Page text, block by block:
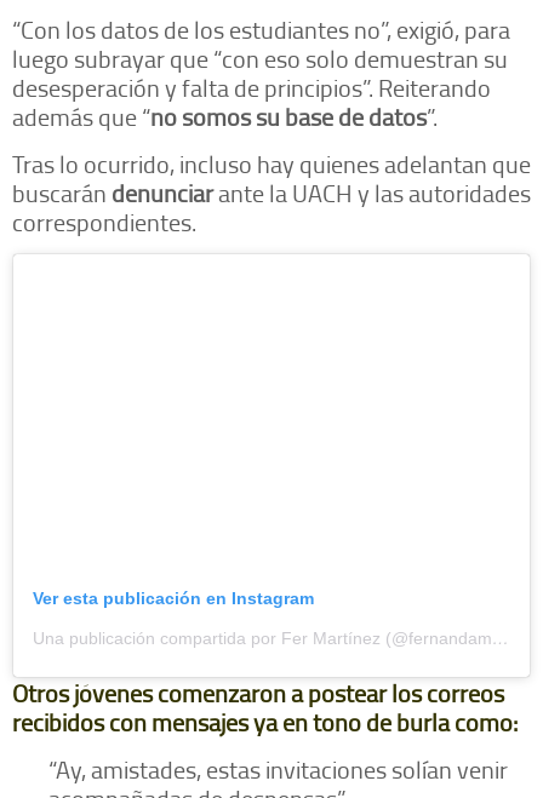
“Con los datos de los estudiantes no”, exigió, para
luego subrayar que “con eso solo demuestran su
desesperación y falta de principios”. Reiterando
además que “no somos su base de datos”.
Tras lo ocurrido, incluso hay quienes adelantan que
buscarán denunciarante la UACH y las autoridades
correspondientes.
Ver esta publicación en Instagram
Una publicación compartida por Fer Martínez (@fernandamartinez3417)
Otros jóvenes comenzaron a postear los correos
recibidos con mensajes ya en tono de burla como:
“Ay, amistades, estas invitaciones solían venir